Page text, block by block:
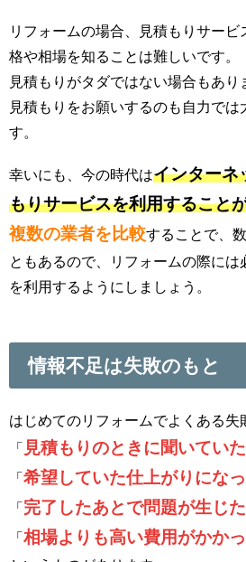
リフォームの場合、見積もりサービ
格や相場を知ることは難しいです。
見積もりがタダではない場合もあり
見積もりをお願いするのも自力では
す。
幸いにも、今の時代はインターネ
もりサービスを利用すること
複数の業者を比較することで、
ともあるので、リフォームの際には
を利用するようにしましょう。
情報不足は失敗のもと
はじめてのリフォームでよくある失
「
見積もりのときに聞いてい
「 希望していた仕上がりにな
「 完了したあとで問題が生じた
「 相場よりも高い費用がかか